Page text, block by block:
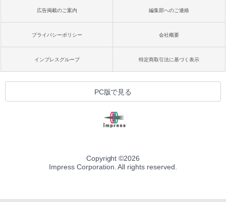
広告掲載のご案内 編集部へのご連絡
プライバシーポリシー 会社概要
インプレスグループ 特定商取引法に基づく表示
PC版で見る
Copyright ©2026
Impress Corporation. All rights reserved.